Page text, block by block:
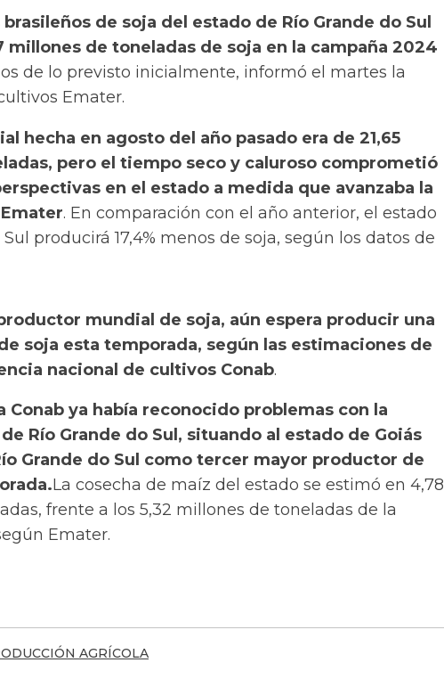
de soja del estado de Río Grande do Sul
millones de toneladas de soja en la campaña 2024
de lo previsto inicialmente, informó el martes la
Emater.
hecha en agosto del año pasado era de 21,65
pero el tiempo seco y caluroso comprometió
en el estado a medida que avanzaba la
. En comparación con el año anterior, el estado
producirá 17,4% menos de soja, según los datos de
mundial de soja, aún espera producir una
soja esta temporada, según las estimaciones de
nacional de cultivos Conab.
Conab ya había reconocido problemas con la
Río Grande do Sul, situando al estado de Goiás
Grande do Sul como tercer mayor productor de
La cosecha de maíz del estado se estimó en 4,78
frente a los 5,32 millones de toneladas de la
Emater.
AGRÍCOLA